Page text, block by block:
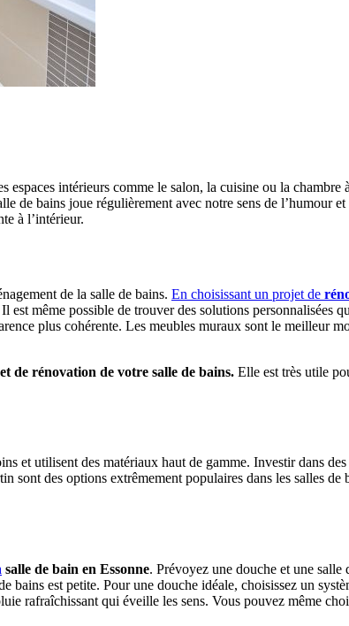
intérieurs comme le salon, la cuisine ou la
de bains joue régulièrement avec notre sens de l’humour
à l’intérieur.
de la salle de bains. En choisissant un projet de
même possible de trouver des solutions personnalisées
plus cohérente. Les meubles muraux sont le meilleur
de rénovation de votre salle de bains. Elle est très utile
et utilisent des matériaux haut de gamme. Investir dans
sont des options extrêmement populaires dans les salles
salle de bain en Essonne. Prévoyez une douche et une salle
bains est petite. Pour une douche idéale, choisissez un
rafraîchissant qui éveille les sens. Vous pouvez même